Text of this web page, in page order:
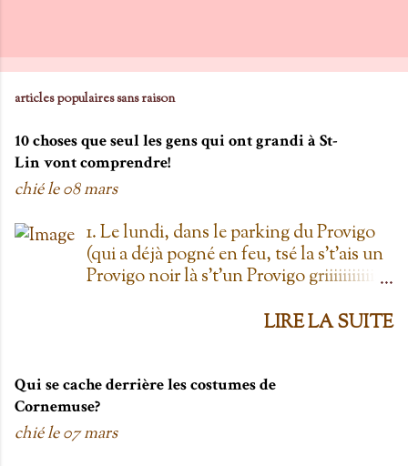
articles populaires sans raison
10 choses que seul les gens qui ont grandi à St-
Lin vont comprendre!
chié le08 mars
1. Le lundi, dans le parking du Provigo
(qui a déjà pogné en feu, tsé la s't'ais un
Provigo noir là s't'un Provigo griiiiiiiiiiis)
t'oublie qu'on est lundi mais là tu vois
lundi ''. Life hack du Provigo: si tu te
rends à la boulangerie, tu peux
demander un biscuit et y vont t'en
LIRE LA SUITE
Qui se cache derrière les costumes de
Cornemuse?
chié le07 mars